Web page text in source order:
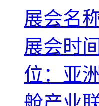
展会名
展会时
位：亚